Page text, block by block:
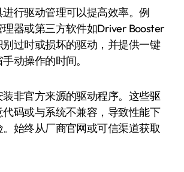
行驱动管理可以提高效率。例
器或第三方软件如Driver Booster
过时或损坏的驱动，并提供一键
动操作的时间。
非官方来源的驱动程序。这些驱
码或与系统不兼容，导致性能下
始终从厂商官网或可信渠道获取